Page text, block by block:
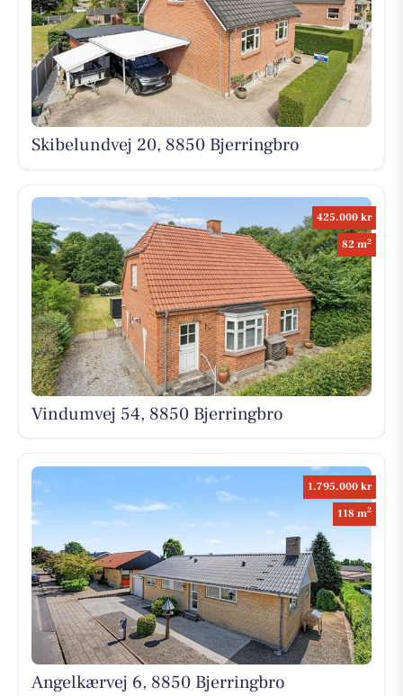
Skibelundvej 20, 8850 Bjerringbro
425.000 kr
82 m2
Vindumvej 54, 8850 Bjerringbro
1.795.000 kr
118 m2
Angelkærvej 6, 8850 Bjerringbro